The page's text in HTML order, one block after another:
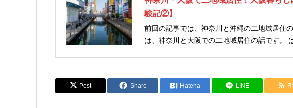
験記②】
前回の記事では、神奈川と沖縄の二地域居住の本
は、神奈川と大阪での二地域居住の話です。 はじめての大阪暮らし、大阪の魅力を感じるば
Post Share Hatena LINE